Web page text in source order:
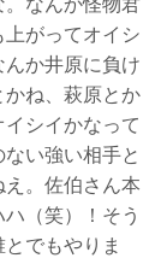
なんか怪物君
がってオイシ
か井原に負け
かね、萩原とか
シイかなって
い強い相手と
。佐伯さん本
（笑）！そう
でもやりま